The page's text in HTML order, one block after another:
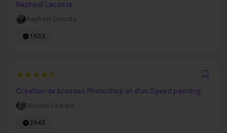
Raphael Lacoste
Raphaël Lacoste
1h33
4.6363636363636
Création de brosses Photoshop et d'un Speed painting
Nicolas Castera
2h45